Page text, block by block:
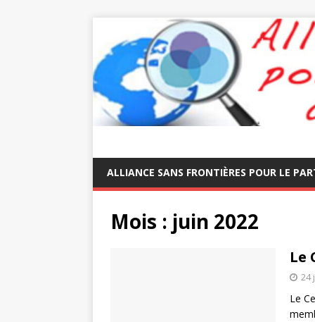
ALLIANCE SANS FRONTIÈRES POUR LE
Mois : juin 2022
Le
24
Le